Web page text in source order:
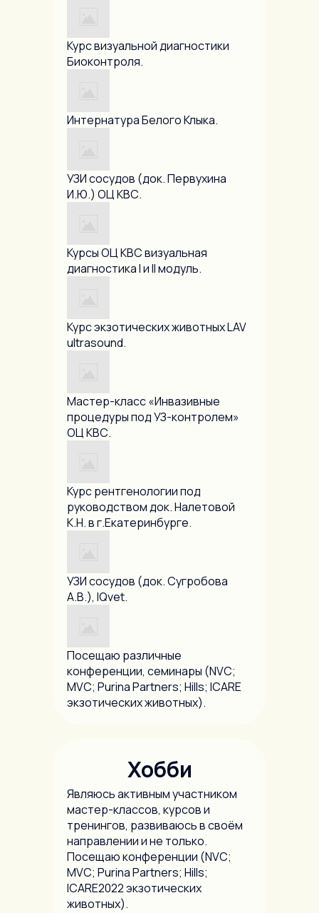
Курс визуальной диагностики
Биоконтроля.
Интернатура Белого Клыка.
УЗИ сосудов (док. Первухина
И.Ю.) ОЦ КВС.
Курсы ОЦ КВС визуальная
диагностика I и II модуль.
Курс экзотических животных LAV
ultrasound.
Мастер-класс «Инвазивные
процедуры под УЗ-контролем»
ОЦ КВС.
Курс рентгенологии под
руководством док. Налетовой
К.Н. в г.Екатеринбурге.
УЗИ сосудов (док. Сугробова
А.В.), IQvet.
Посещаю различные
конференции, семинары (NVC;
MVC; Purina Partners; Hills; ICARE
экзотических животных).
Хобби
Являюсь активным участником
мастер-классов, курсов и
тренингов, развиваюсь в своём
направлении и не только.
Посещаю конференции (NVC;
MVC; Purina Partners; Hills;
ICARE2022 экзотических
животных).